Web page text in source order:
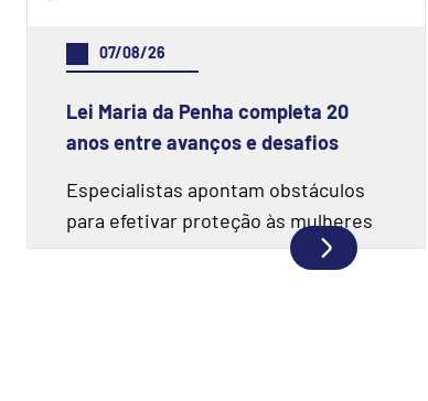
07/08/26
Lei Maria da Penha completa 20
anos entre avanços e desafios
Especialistas apontam obstáculos
para efetivar proteção às mulheres